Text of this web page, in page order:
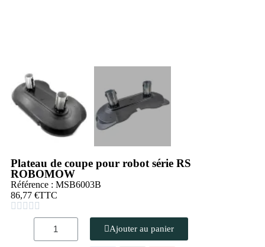
Plateau de coupe pour robot série RS
ROBOMOW
Référence : MSB6003B
86,77 €TTC
    
Ajouter au panier